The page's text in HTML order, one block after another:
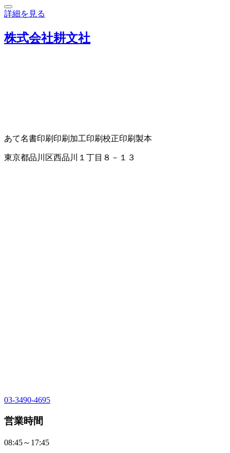
詳細を見る
株式会社耕文社
あて名書印刷 印刷加工印刷校正印刷製本
東京都品川区西品川１丁目８－１３
03-3490-4695
営業時間
08:45～17:45